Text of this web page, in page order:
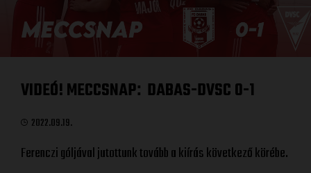
VIDEÓ! MECCSNAP: DABAS-DVSC 0-1
2022.09.19.
Ferenczi góljával jutottunk tovább a kiírás következő körébe.